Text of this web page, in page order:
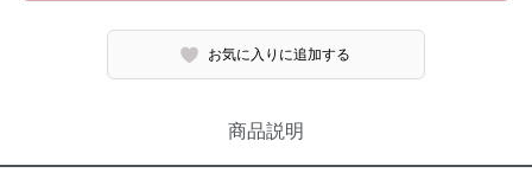
お気に入りに追加する
商品説明